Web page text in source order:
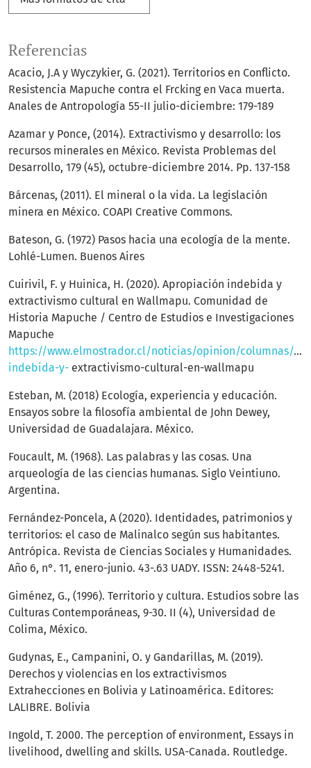
Referencias
Acacio, J.A y Wyczykier, G. (2021). Territorios en Conflicto.
Resistencia Mapuche contra el Frcking en Vaca muerta.
Anales de Antropología 55-II julio-diciembre: 179-189
Azamar y Ponce, (2014). Extractivismo y desarrollo: los
recursos minerales en México. Revista Problemas del
Desarrollo, 179 (45), octubre-diciembre 2014. Pp. 137-158
Bárcenas, (2011). El mineral o la vida. La legislación
minera en México. COAPI Creative Commons.
Bateson, G. (1972) Pasos hacia una ecología de la mente.
Lohlé-Lumen. Buenos Aires
Cuirivil, F. y Huinica, H. (2020). Apropiación indebida y
extractivismo cultural en Wallmapu. Comunidad de
Historia Mapuche / Centro de Estudios e Investigaciones
Mapuche
https://www.elmostrador.cl/noticias/opinion/columnas/
indebida-y- extractivismo-cultural-en-wallmapu
Esteban, M. (2018) Ecología, experiencia y educación.
Ensayos sobre la filosofía ambiental de John Dewey,
Universidad de Guadalajara. México.
Foucault, M. (1968). Las palabras y las cosas. Una
arqueología de las ciencias humanas. Siglo Veintiuno.
Argentina.
Fernández-Poncela, A (2020). Identidades, patrimonios y
territorios: el caso de Malinalco según sus habitantes.
Antrópica. Revista de Ciencias Sociales y Humanidades.
Año 6, n°. 11, enero-junio. 43-.63 UADY. ISSN: 2448-5241.
Giménez, G., (1996). Territorio y cultura. Estudios sobre las
Culturas Contemporáneas, 9-30. II (4), Universidad de
Colima, México.
Gudynas, E., Campanini, O. y Gandarillas, M. (2019).
Derechos y violencias en los extractivismos
Extrahecciones en Bolivia y Latinoamérica. Editores:
LALIBRE. Bolivia
Ingold, T. 2000. The perception of environment, Essays in
livelihood, dwelling and skills. USA-Canada. Routledge.